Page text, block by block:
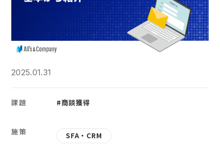
2025.01.31
課題 #商談獲得
施策 SFA・CRM